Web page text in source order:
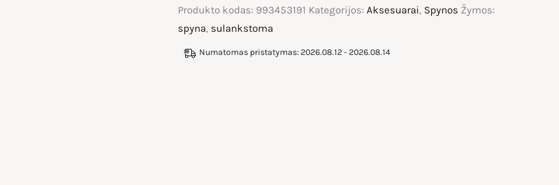
Produkto kodas: 993453191 Kategorijos: Aksesuarai, Spynos Žymos:
spyna, sulankstoma
Numatomas pristatymas: 2026.08.12 - 2026.08.14